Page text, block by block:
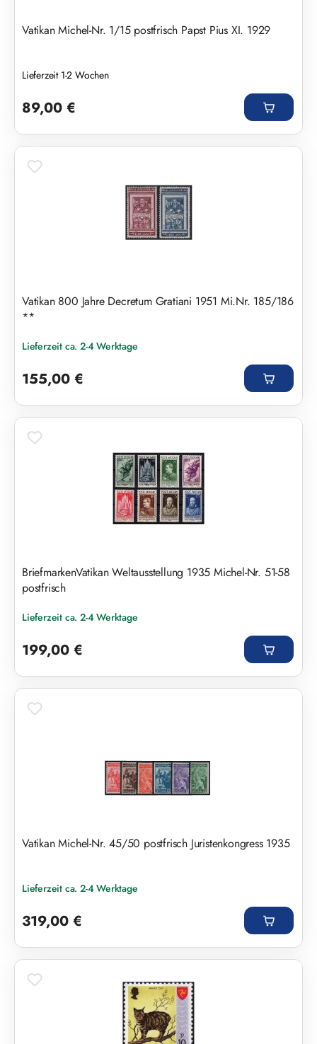
Vatikan Michel-Nr. 1/15 postfrisch Papst Pius XI. 1929
Lieferzeit 1-2 Wochen
89,00 €
Vatikan 800 Jahre Decretum Gratiani 1951 Mi.Nr. 185/186
**
Lieferzeit ca. 2-4 Werktage
155,00 €
BriefmarkenVatikan Weltausstellung 1935 Michel-Nr. 51-58
postfrisch
Lieferzeit ca. 2-4 Werktage
199,00 €
Vatikan Michel-Nr. 45/50 postfrisch Juristenkongress 1935
Lieferzeit ca. 2-4 Werktage
319,00 €